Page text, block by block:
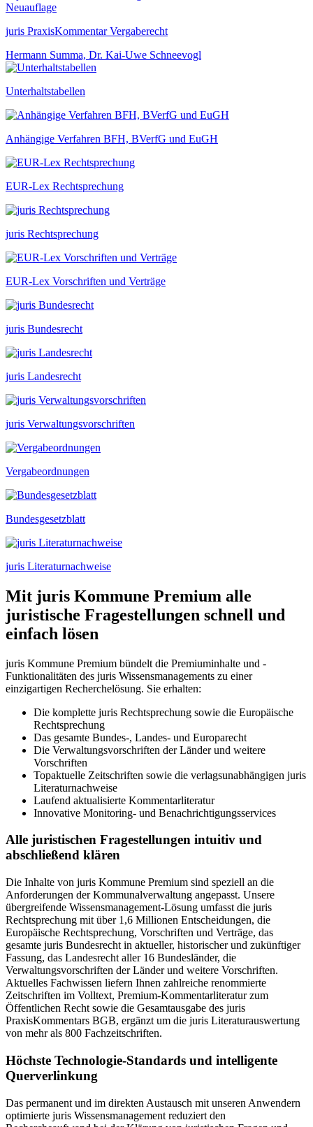
Neuauflage
juris PraxisKommentar Vergaberecht
Hermann Summa, Dr. Kai-Uwe Schneevogl
Unterhaltstabellen
Anhängige Verfahren BFH, BVerfG und EuGH
EUR-Lex Rechtsprechung
juris Rechtsprechung
EUR-Lex Vorschriften und Verträge
juris Bundesrecht
juris Landesrecht
juris Verwaltungsvorschriften
Vergabeordnungen
Bundesgesetzblatt
juris Literaturnachweise
Mit juris Kommune Premium alle
juristische Fragestellungen schnell und
einfach lösen
juris Kommune Premium bündelt die Premiuminhalte und -
Funktionalitäten des juris Wissensmanagements zu einer
einzigartigen Recherchelösung. Sie erhalten:
Die komplette juris Rechtsprechung sowie die Europäische
Rechtsprechung
Das gesamte Bundes-, Landes- und Europarecht
Die Verwaltungsvorschriften der Länder und weitere
Vorschriften
Topaktuelle Zeitschriften sowie die verlagsunabhängigen juris
Literaturnachweise
Laufend aktualisierte Kommentarliteratur
Innovative Monitoring- und Benachrichtigungsservices
Alle juristischen Fragestellungen intuitiv und
abschließend klären
Die Inhalte von juris Kommune Premium sind speziell an die
Anforderungen der Kommunalverwaltung angepasst. Unsere
übergreifende Wissensmanagement-Lösung umfasst die juris
Rechtsprechung mit über 1,6 Millionen Entscheidungen, die
Europäische Rechtsprechung, Vorschriften und Verträge, das
gesamte juris Bundesrecht in aktueller, historischer und zukünftiger
Fassung, das Landesrecht aller 16 Bundesländer, die
Verwaltungsvorschriften der Länder und weitere Vorschriften.
Aktuelles Fachwissen liefern Ihnen zahlreiche renommierte
Zeitschriften im Volltext, Premium-Kommentarliteratur zum
Öffentlichen Recht sowie die Gesamtausgabe des juris
PraxisKommentars BGB, ergänzt um die juris Literaturauswertung
von mehr als 800 Fachzeitschriften.
Höchste Technologie-Standards und intelligente
Querverlinkung
Das permanent und im direkten Austausch mit unseren Anwendern
optimierte juris Wissensmanagement reduziert den